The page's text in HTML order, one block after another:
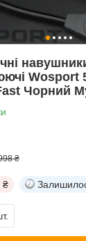
Wosport
Чорний
₴
₴